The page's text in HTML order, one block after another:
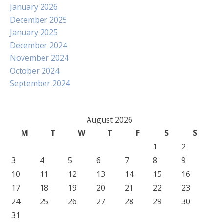
January 2026
December 2025
January 2025
December 2024
November 2024
October 2024
September 2024
August 2026
M
T W T F S
S
1
2
3
4 5 6 7 8
9
10
11 12 13 14 15
16
17
18 19 20 21 22
23
24
25 26 27 28 29
30
31